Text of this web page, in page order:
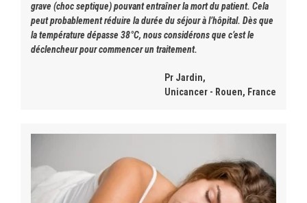
grave (choc septique) pouvant entraîner la mort du patient. Cela
peut probablement réduire la durée du séjour à l’hôpital. Dès que
la température dépasse 38°C, nous considérons que c’est le
déclencheur pour commencer un traitement.
Pr Jardin,
Unicancer - Rouen, France